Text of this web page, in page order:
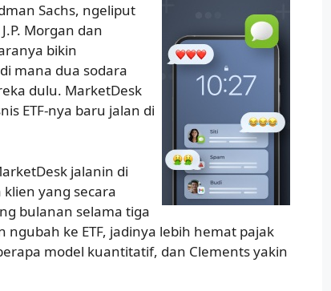
Sachs, ngeliput
Morgan dan
bikin
mana dua sodara
dulu. MarketDesk
ETF-nya baru jalan di
jalanin di
yang secara
bulanan selama tiga
ke ETF, jadinya lebih hemat pajak
model kuantitatif, dan Clements yakin